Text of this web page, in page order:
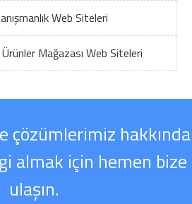
Web Siteleri
Mağazası Web Siteleri
çözümlerimiz hakkında
almak için hemen bize
ulaşın.